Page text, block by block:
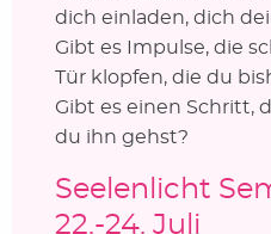
dich einladen, dich
Gibt es Impulse, die
Tür klopfen, die du
Gibt es einen Schritt,
du ihn gehst?
Seelenlicht
22.-24. Juli